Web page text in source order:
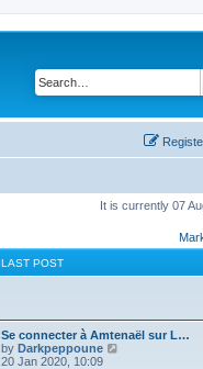
It is currently 07
LAST POST
Se connecter à Amtenaël sur L…
by Darkpeppoune
20 Jan 2020, 10:09